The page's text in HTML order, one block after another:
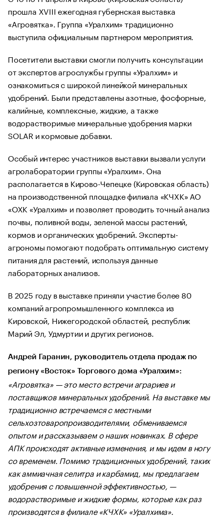
прошла XVIII ежегодная губернская выставка
«Агровятка». Группа «Уралхим» традиционно
выступила официальным партнером мероприятия.
Посетители выставки смогли получить консультации
от экспертов агрослужбы группы «Уралхим» и
ознакомиться с широкой линейкой минеральных
удобрений. Были представлены азотные, фосфорные,
калийные, комплексные, жидкие, а также
водорастворимые минеральные удобрения марки
SOLAR и кормовые добавки.
Особый интерес участников выставки вызвали услуги
агролаборатории группы «Уралхим». Она
располагается в Кирово-Чепецке (Кировская область)
на производственной площадке филиала «КЧХК» АО
«ОХК «Уралхим» и позволяет проводить точный анализ
почвы, поливной воды, зеленой массы растений,
кормов и органических удобрений. Эксперты-
агрономы помогают подобрать оптимальную систему
питания для растений, используя данные
лабораторных анализов.
В 2025 году в выставке приняли участие более 80
компаний агропромышленного комплекса из
Кировской, Нижегородской областей, республик
Марий Эл, Удмуртии и других регионов.
Андрей Гаранин, руководитель отдела продаж по
региону «Восток» Торгового дома «Уралхим»:
«Агровятка» — это место встречи аграриев и
поставщиков минеральных удобрений. На выставке мы
традиционно встречаемся с местными
сельхозтоваропроизводителями, обмениваемся
опытом и рассказываем о наших новинках. В сфере
АПК происходят активные изменения, и мы идем в ногу
со временем. Помимо традиционных удобрений, таких
как аммиачная селитра и карбамид, мы предлагаем
удобрения с повышенной эффективностью, —
водорастворимые и жидкие формы, которые как раз
производятся в филиале «КЧХК» «Уралхима».